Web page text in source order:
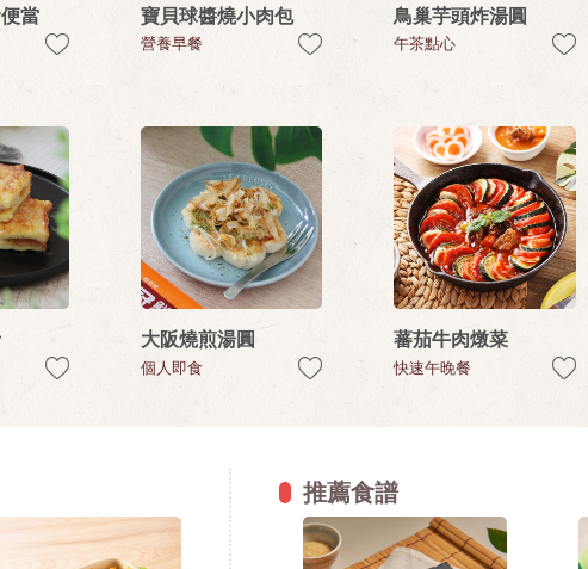
當 寶貝球醬燒小肉包
營養早餐
鳥巢芋頭炸湯圓
午茶點心
大阪燒煎湯圓
個人即食
蕃茄牛肉燉菜
快速午晚餐
推薦食譜